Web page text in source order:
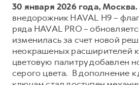
КОРПОРАТИВНЫМ
Для малого бизнеса
Корпоративным клиентам
Крупным корпоративным
GWM Безопасность
Гарантия HAVAL
Мобильное приложение
Программа «HAVAL Защита+»
Руководства по эксплуатации
30 января 2026 года, Москва.
внедорожник HAVAL H9 –
ряда HAVAL PRO –
изменилась за счет новой
неокрашеных расширителей
цветовую палитру добавлен
серого цвета. В дополнение